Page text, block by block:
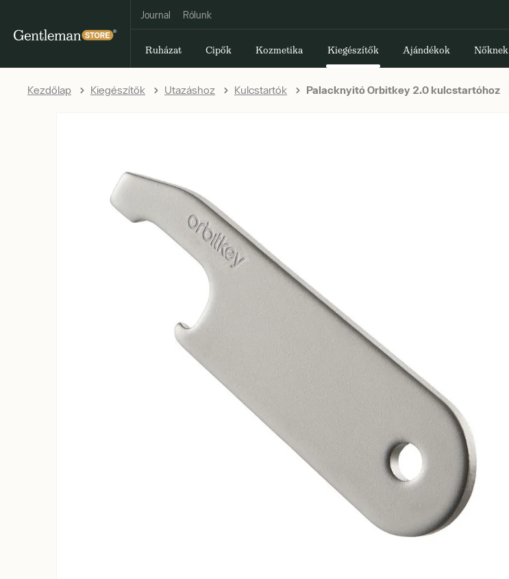
Journal Rólunk
Ruházat Cipők Kozmetika Kiegészítők Ajándékok Nőknek
Kezdőlap Kiegészítők Utazáshoz Kulcstartók Palacknyitó Orbitkey 2.0 kulcstartóhoz